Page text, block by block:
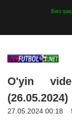
Биз
O'yin
(26.05.2024)
27.05.2024 00:18